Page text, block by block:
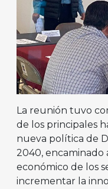
La reunión tuvo
de los principales
nueva política de
2040,
económico de los
incrementar la